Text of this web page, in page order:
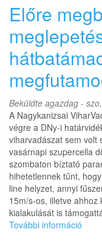
Előre
Beküldte agazdag -
A Nagykanizsai
végre a DNy-i
viharvadászat sem volt
vasárnapi szupercella
szombaton bíztató
hihetetlennek tűnt,
line helyzet, annyi
15m/s-os, illetve
kialakulását is
További információ